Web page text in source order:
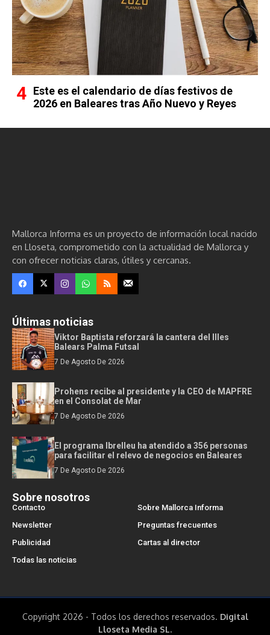
Este es el calendario de días festivos de
2026 en Baleares tras Año Nuevo y Reyes
Mallorca Informa es un proyecto de información local nacido
en Lloseta, comprometido con la actualidad de Mallorca y
con ofrecer noticias claras, útiles y cercanas.
Últimas noticias
Viktor Baptista reforzará la cantera del Illes
Balears Palma Futsal
7 De Agosto De 2026
Prohens recibe al presidente y la CEO de MAPFRE
en el Consolat de Mar
7 De Agosto De 2026
El programa Ibrelleu ha atendido a 356 personas
para facilitar el relevo de negocios en Baleares
7 De Agosto De 2026
Sobre nosotros
Contacto
Sobre Mallorca Informa
Newsletter
Preguntas frecuentes
Publicidad
Cartas al director
Todas las noticias
Copyright 2026 - Todos los derechos reservados. Digital
Lloseta Media SL.